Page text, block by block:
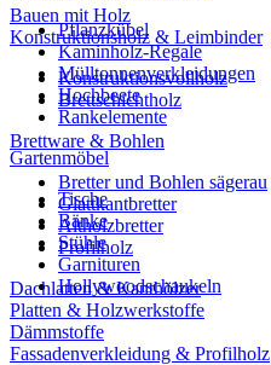
Pflanzkübel
Kaminholz-Regale
Mülltonnenverkleidungen
Hochbeete
Rankelemente
Gartenmöbel
Tische
Bänke
Stühle
Garnituren
Hollywoodschaukeln
Bauen mit Holz
Konstruktionsholz & Leimbinder
Konstruktionsvollholz
Brettschichtholz
Brettware & Bohlen
Bretter und Bohlen sägerau
Glattkantbretter
Altholzbretter
Profilholz
Dachlatten & Kanthölzer
Platten & Holzwerkstoffe
Dämmstoffe
Fassadenverkleidung & Profilholz